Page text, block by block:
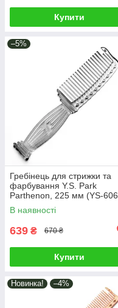
Купити
–5%
Гребінець для стрижки та
фарбування Y.S. Park
Parthenon, 225 мм (YS-606
Clear)
В наявності
639 ₴ 670 ₴
Купити
Новинка! –4%